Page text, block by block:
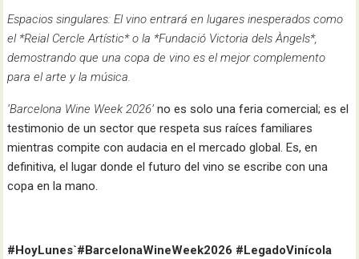
Espacios singulares: El vino entrará en lugares inesperados como
el *Reial Cercle Artístic* o la *Fundació Victoria dels Àngels*,
demostrando que una copa de vino es el mejor complemento
para el arte y la música.
‘Barcelona Wine Week 2026’ no es solo una feria comercial; es el
testimonio de un sector que respeta sus raíces familiares
mientras compite con audacia en el mercado global. Es, en
definitiva, el lugar donde el futuro del vino se escribe con una
copa en la mano.
#HoyLunes`#BarcelonaWineWeek2026 #LegadoVinícola